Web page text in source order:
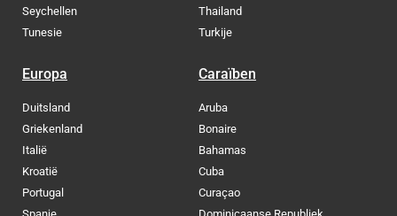
Seychellen
Tunesie
Thailand
Turkije
Europa
Duitsland
Griekenland
Italië
Kroatië
Portugal
Caraïben
Aruba
Bonaire
Bahamas
Cuba
Curaçao